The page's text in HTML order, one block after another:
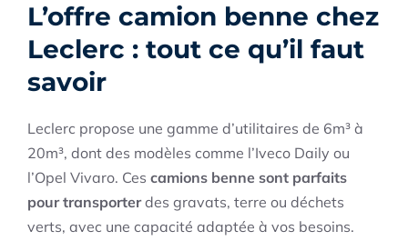
L’offre camion benne chez
Leclerc : tout ce qu’il faut
savoir
Leclerc propose une gamme d’utilitaires de 6m³ à
20m³, dont des modèles comme l’Iveco Daily ou
l’Opel Vivaro. Ces camions benne sont parfaits
pour transporterdes gravats, terre ou déchets
verts, avec une capacité adaptée à vos besoins.